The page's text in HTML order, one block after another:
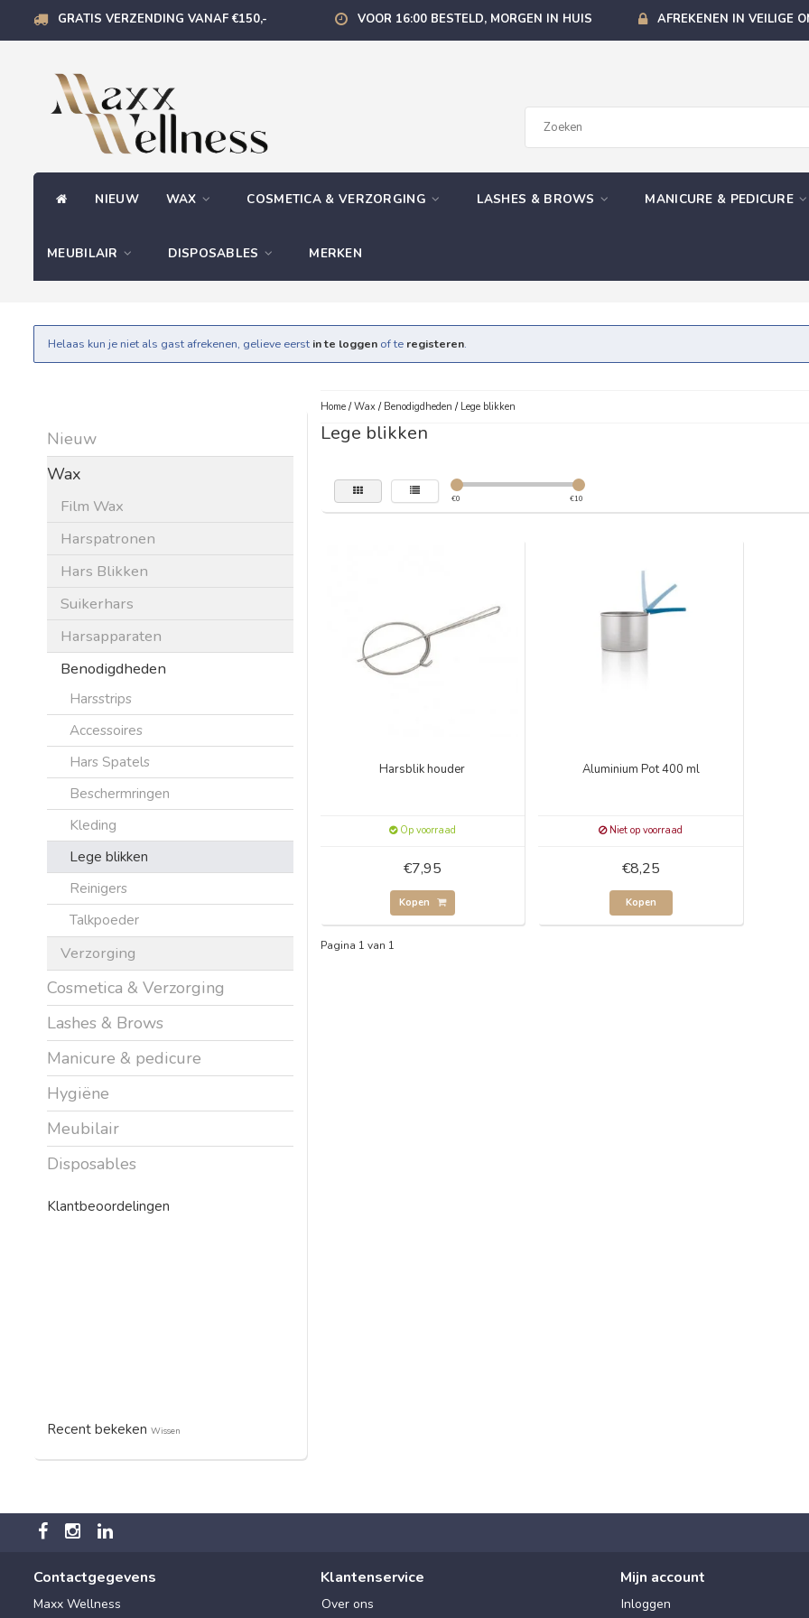
GRATIS VERZENDING VANAF €150,- VOOR 16:00 BESTELD, MORGEN IN HUIS AFREKENEN IN VEILIGE
NIEUW WAX COSMETICA & VERZORGING LASHES & BROWS MANICURE & PEDICURE
MEUBILAIR DISPOSABLES MERKEN
Helaas kun je niet als gast afrekenen, gelieve eerst in te loggen of te registeren.
Nieuw
Wax
Film Wax
Harspatronen
Hars Blikken
Suikerhars
Harsapparaten
Benodigdheden
Harsstrips
Accessoires
Hars Spatels
Beschermringen
Kleding
Lege blikken
Reinigers
Talkpoeder
Verzorging
Cosmetica & Verzorging
Lashes & Brows
Manicure & pedicure
Hygiëne
Meubilair
Disposables
Klantbeoordelingen
Recent bekeken Wissen
Home/Wax/ Benodigdheden / Lege blikken
Lege blikken
€0 €10
Harsblik houder
Op voorraad
€7,95
Kopen
Aluminium Pot 400 ml
Niet op voorraad
€8,25
Kopen
Pagina 1 van 1
Contactgegevens
Maxx Wellness
Klantenservice
Over ons
Mijn account
Inloggen